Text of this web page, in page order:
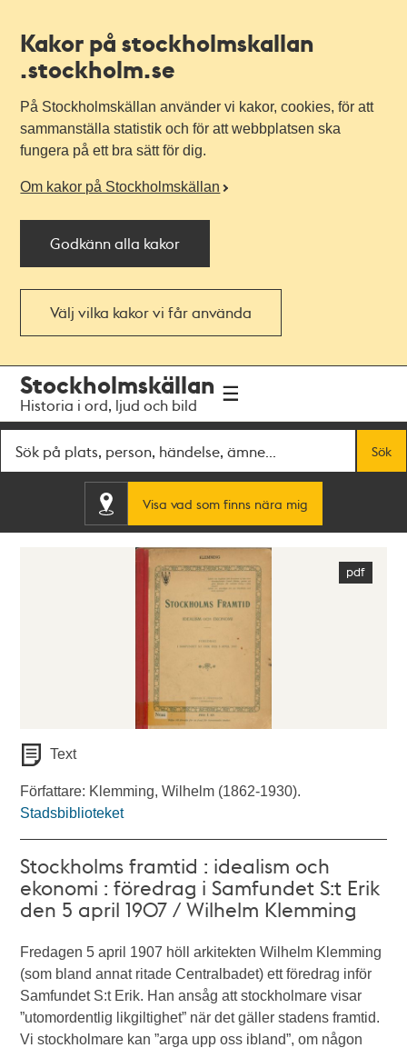
Kakor på stockholmskallan
.stockholm.se
På Stockholmskällan använder vi kakor, cookies, för att
sammanställa statistik och för att webbplatsen ska
fungera på ett bra sätt för dig.
Om kakor på Stockholmskällan
Godkänn alla kakor
Välj vilka kakor vi får använda
navigationen
huvudinnehållet
Stockholmskällan
Historia i ord, ljud och bild
Sök
Visa vad som finns nära mig
Text
Författare: Klemming, Wilhelm (1862-1930).
Stadsbiblioteket
Stockholms framtid : idealism och
ekonomi : föredrag i Samfundet S:t Erik
den 5 april 1907 / Wilhelm Klemming
Fredagen 5 april 1907 höll arkitekten Wilhelm Klemming
(som bland annat ritade Centralbadet) ett föredrag inför
Samfundet S:t Erik. Han ansåg att stockholmare visar
”utomordentlig likgiltighet” när det gäller stadens framtid.
Vi stockholmare kan ”arga upp oss ibland”, om någon